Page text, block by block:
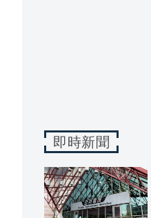
即時新聞